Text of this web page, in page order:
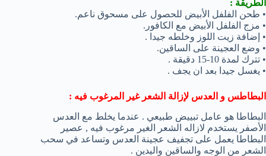
الطريقة :
• طحن الفلفل الأبيض للحصول على مسحوق ناعم.
• مزج الفلفل الأبيض مع الكافور.
• إضافة زيت اللوز وخلطه جيدا .
• وضع العجينة على الساقين.
• تترك لمدة 10-15 دقيقة .
• يغسل جيدا بعد ان يجف .
البطاطس و العدس لإزالة الشعر غير المرغوب فيه :
البطاطا هو عامل تبييض طبيعي . عندما يخلط مع العدس
الأصفر يستخدم لازاله الشعر الغير مرغوب فيه , عصير
البطاطا يعمل على تجفيف عجينة العدس وتساعد في سحب
الشعر من الوجه والساقين واليدين .